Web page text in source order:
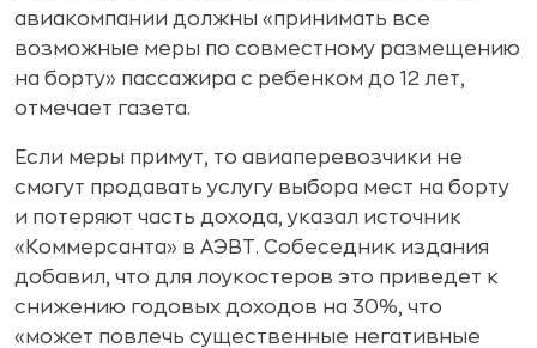
авиакомпании должны «принимать все
возможные меры по совместному размещению
на борту» пассажира с ребенком до 12 лет,
отмечает газета.
Если меры примут, то авиаперевозчики не
смогут продавать услугу выбора мест на борту
и потеряют часть дохода, указал источник
«Коммерсанта» в АЭВТ. Собеседник издания
добавил, что для лоукостеров это приведет к
снижению годовых доходов на 30%, что
«может повлечь существенные негативные